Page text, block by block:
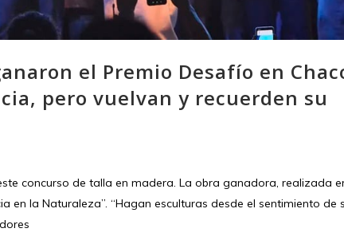
el Premio Desafío en
pero vuelvan y recuerden su
concurso de talla en madera. La obra ganadora, realizada
en la Naturaleza”. “Hagan esculturas desde el sentimiento de